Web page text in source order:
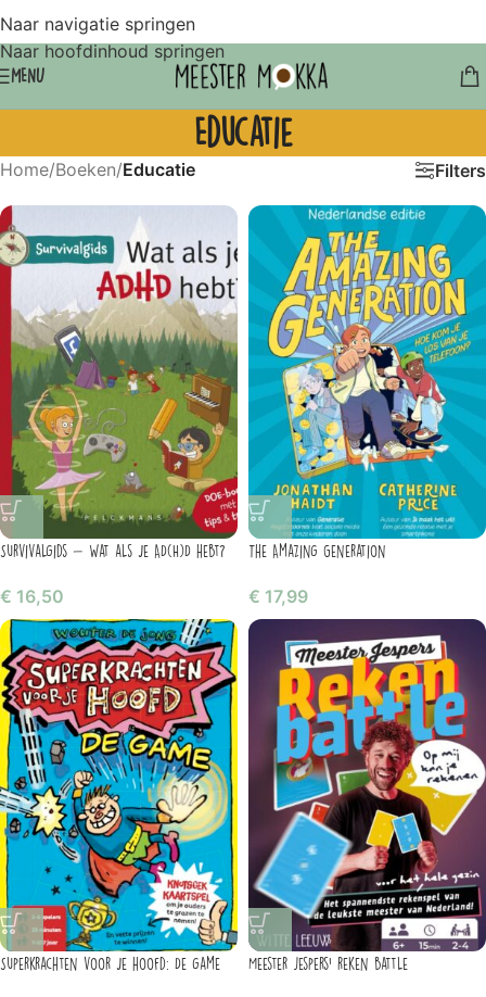
Naar navigatie springen
Naar hoofdinhoud springen
MENU
Educatie
Home/Boeken/Educatie Filters
Survivalgids – Wat als je AD(H)D hebt?
€ 16,50
The Amazing Generation
€ 17,99
Superkrachten voor je hoofd: De game Meester Jespers’ reken battle